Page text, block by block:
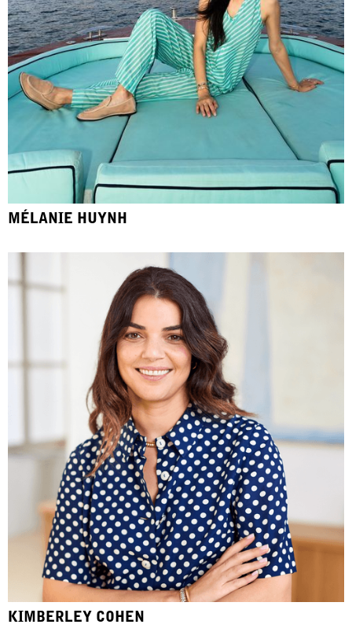
MÉLANIE HUYNH
KIMBERLEY COHEN